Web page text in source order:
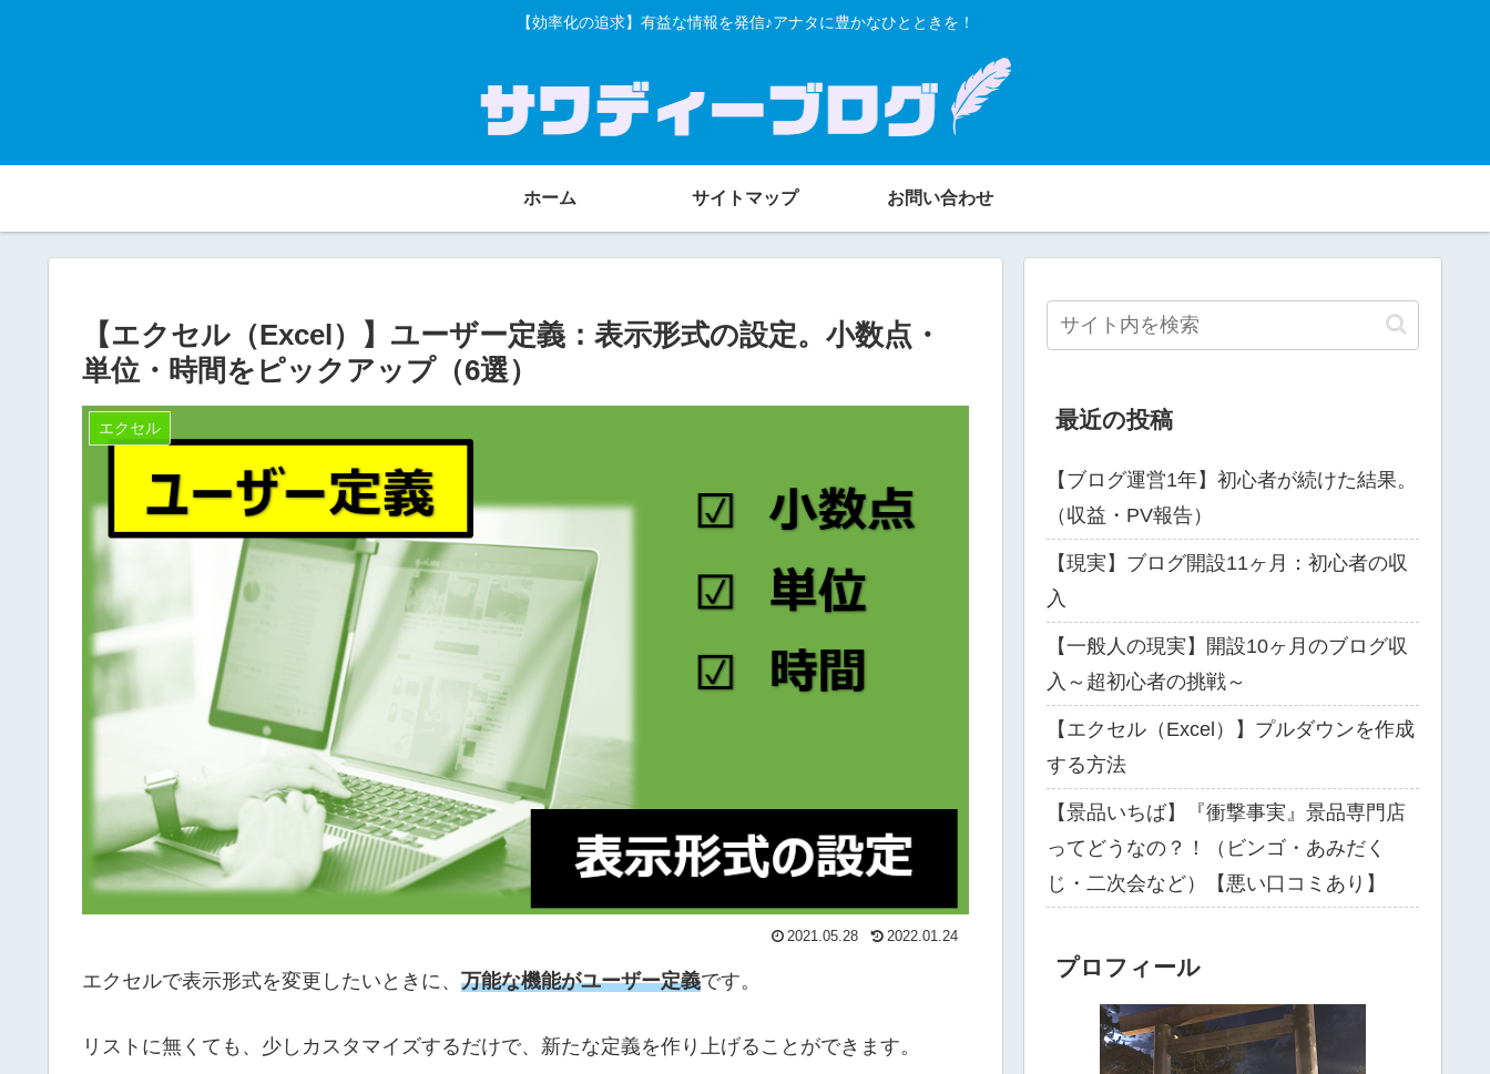
【効率化の追求】有益な情報を発信♪アナタに豊かなひとときを！
ホーム サイトマップ お問い合わせ
【エクセル（Excel）】ユーザー定義：表示形式の設定。小数点・
単位・時間をピックアップ（6選）
エクセル
2021.05.28 2022.01.24
エクセルで表示形式を変更したいときに、 万能な機能がユーザー定義です。
リストに無くても、少しカスタマイズするだけで、新たな定義を作り上げることができます。
最近の投稿
【ブログ運営1年】初心者が続けた結果。
（収益・PV報告）
【現実】ブログ開設11ヶ月：初心者の収
入
【一般人の現実】開設10ヶ月のブログ収
入～超初心者の挑戦～
【エクセル（Excel）】プルダウンを作成
する方法
【景品いちば】『衝撃事実』景品専門店
ってどうなの？！（ビンゴ・あみだく
じ・二次会など）【悪い口コミあり】
プロフィール